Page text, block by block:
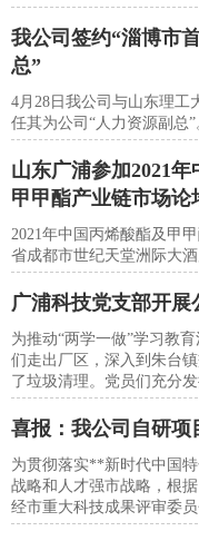
我公司签约“淄博市
总”
4月28日我公司与山东理工
任其为公司“人力资源副总”
山东广浦参加2021
甲甲酯产业链市场论
2021年中国丙烯酸酯及甲
省成都市世纪天堂洲际大酒
广浦科技党支部开展
为推动“两学一做”学习教
们走出厂区，深入到朱台
了垃圾清理。党员们充分
到义务劳动中。
喜报：我公司自研项
为贯彻落实**新时代中国
战略和人才强市战略，根
经市重大科技成果评审委
发的《非常规油气压裂用